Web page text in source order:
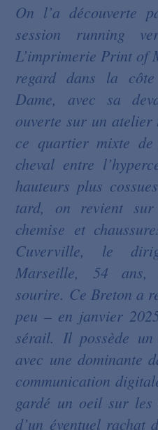
On l’a découverte
session running
L’imprimerie Print of
regard dans la
Dame, avec sa
ouverte sur un atelier
ce quartier mixte
cheval entre
hauteurs plus
tard, on revient
chemise et
Cuverville, le
Marseille, 54 ans,
sourire. Ce Breton a
peu – en janvier
sérail. Il possède un
avec une dominante
communication
gardé un oeil sur
d’un éventuel rachat